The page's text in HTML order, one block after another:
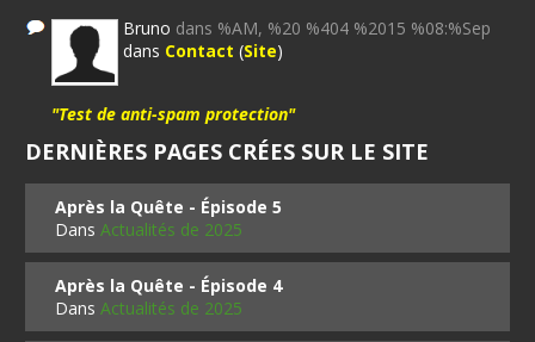
Bruno dans %AM, %20 %404 %2015 %08:%Sep
dans Contact (Site)
"Test de anti-spam protection"
DERNIÈRES PAGES CRÉES SUR LE SITE
Après la Quête - Épisode 5
DansActualités de 2025
Après la Quête - Épisode 4
DansActualités de 2025